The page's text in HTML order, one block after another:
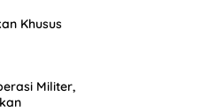
Khusus
Militer,